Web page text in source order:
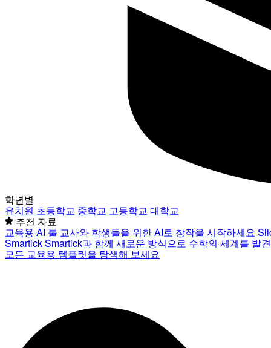
학년별
유치원 초등학교 중학교 고등학교 대학교
추천 자료
교육용 AI 툴 교사와 학생들을 위한 AI로 창작을 시작하세요
SmartickSmartick과 함께 새로운 방식으로 수학의 세계를 발
모든 교육용 템플릿을 탐색해 보세요